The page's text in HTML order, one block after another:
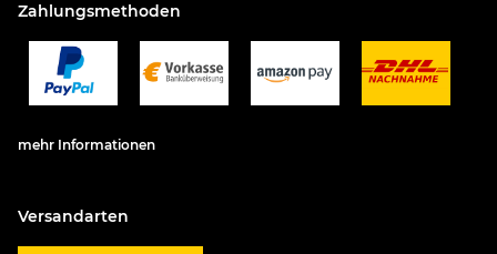
Zahlungsmethoden
mehr Informationen
Versandarten